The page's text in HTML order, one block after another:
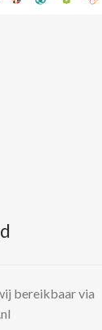
bereikbaar via